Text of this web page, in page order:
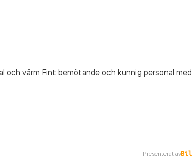
och värm Fint bemötande och kunnig personal med
Presenterat av